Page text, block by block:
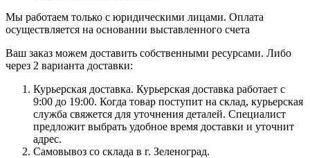
Мы работаем только с юридическими лицами. Оплата
осуществляется на основании выставленного счета
Ваш заказ можем доставить собственными ресурсами. Либо
через 2 варианта доставки:
Курьерская доставка. Курьерская доставка работает с
9:00 до 19:00. Когда товар поступит на склад, курьерская
служба свяжется для уточнения деталей. Специалист
предложит выбрать удобное время доставки и уточнит
адрес.
Самовывоз со склада в г. Зеленоград.